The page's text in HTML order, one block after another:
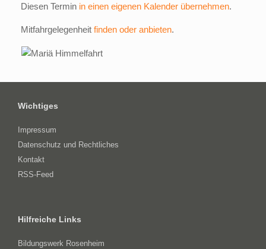
Diesen Termin in einen eigenen Kalender übernehmen.
Mitfahrgelegenheit finden oder anbieten.
Wichtiges
Impressum
Datenschutz und Rechtliches
Kontakt
RSS-Feed
Hilfreiche Links
Bildungswerk Rosenheim